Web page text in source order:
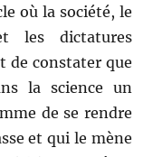
où la société, le
les dictatures
de constater que
la science un
de se rendre
et qui le mène